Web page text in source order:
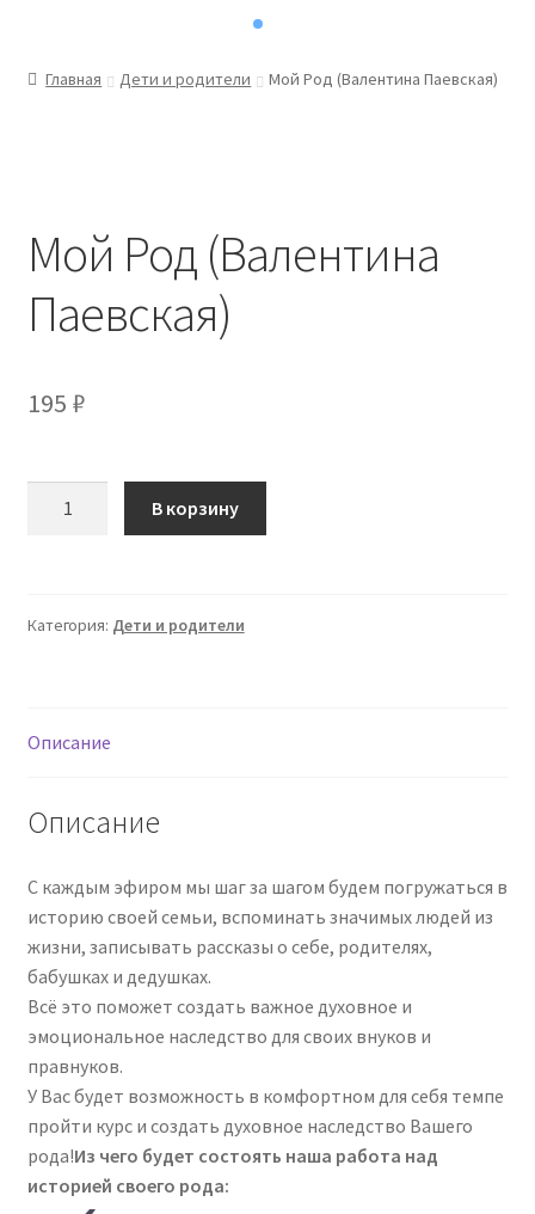
Главная Дети и родители Мой Род (Валентина Паевская)
Мой Род (Валентина
Паевская)
195 ₽
(Валентина
В корзину
Категория: Дети и родители
Описание
Описание
С каждым эфиром мы шаг за шагом будем погружаться в
историю своей семьи, вспоминать значимых людей из
жизни, записывать рассказы о себе, родителях,
бабушках и дедушках.
Всё это поможет создать важное духовное и
эмоциональное наследство для своих внуков и
правнуков.
У Вас будет возможность в комфортном для себя темпе
пройти курс и создать духовное наследство Вашего
рода!Из чего будет состоять наша работа над
историей своего рода: